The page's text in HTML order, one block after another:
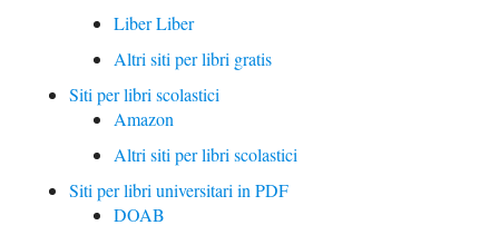
Liber Liber
Altri siti per libri gratis
Siti per libri scolastici
Amazon
Altri siti per libri scolastici
Siti per libri universitari in PDF
DOAB